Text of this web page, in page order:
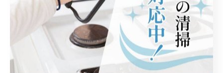
掃除グッズ選びのポイントは、便器や床の素材に合った
ものを選ぶことです。理由は、素材によって適したグッ
ズが異なり、傷や劣化を防げるからです。例えば、ブラ
シを使わないシートタイプや、柔らかいスポンジは傷を